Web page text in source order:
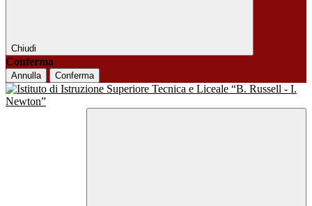
Chiudi
Conferma
Annulla Conferma